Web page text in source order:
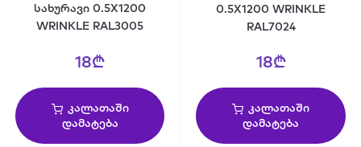
სახურავი 0.5X1200
WRINKLE RAL3005
18₾
კალათაში
დამატება
0.5X1200 WRINKLE
RAL7024
18₾
კალათაში
დამატება